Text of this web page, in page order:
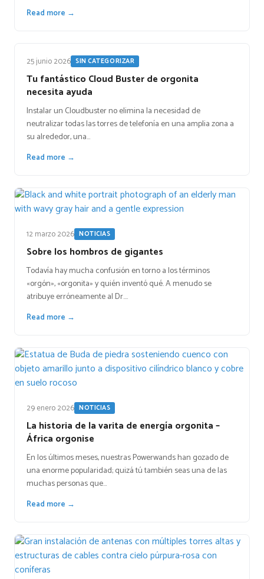
Read more →
25 junio 2026 SIN CATEGORIZAR
Tu fantástico Cloud Buster de orgonita
necesita ayuda
Instalar un Cloudbuster no elimina la necesidad de
neutralizar todas las torres de telefonía en una amplia zona a
su alrededor, una…
Read more →
12 marzo 2026 NOTICIAS
Sobre los hombros de gigantes
Todavía hay mucha confusión en torno a los términos
«orgón», «orgonita» y quién inventó qué. A menudo se
atribuye erróneamente al Dr.…
Read more →
29 enero 2026 NOTICIAS
La historia de la varita de energía orgonita –
África orgonise
En los últimos meses, nuestras Powerwands han gozado de
una enorme popularidad; quizá tú también seas una de las
muchas personas que…
Read more →